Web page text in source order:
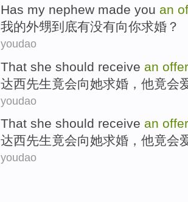
Has my nephew made you an
我的外甥到底有没有向你求婚？
youdao
That she should receive an
达西先生竟会向她求婚 ， 他竟会
youdao
That she should receive an
达西先生竟会向她求婚 ， 他竟会
youdao